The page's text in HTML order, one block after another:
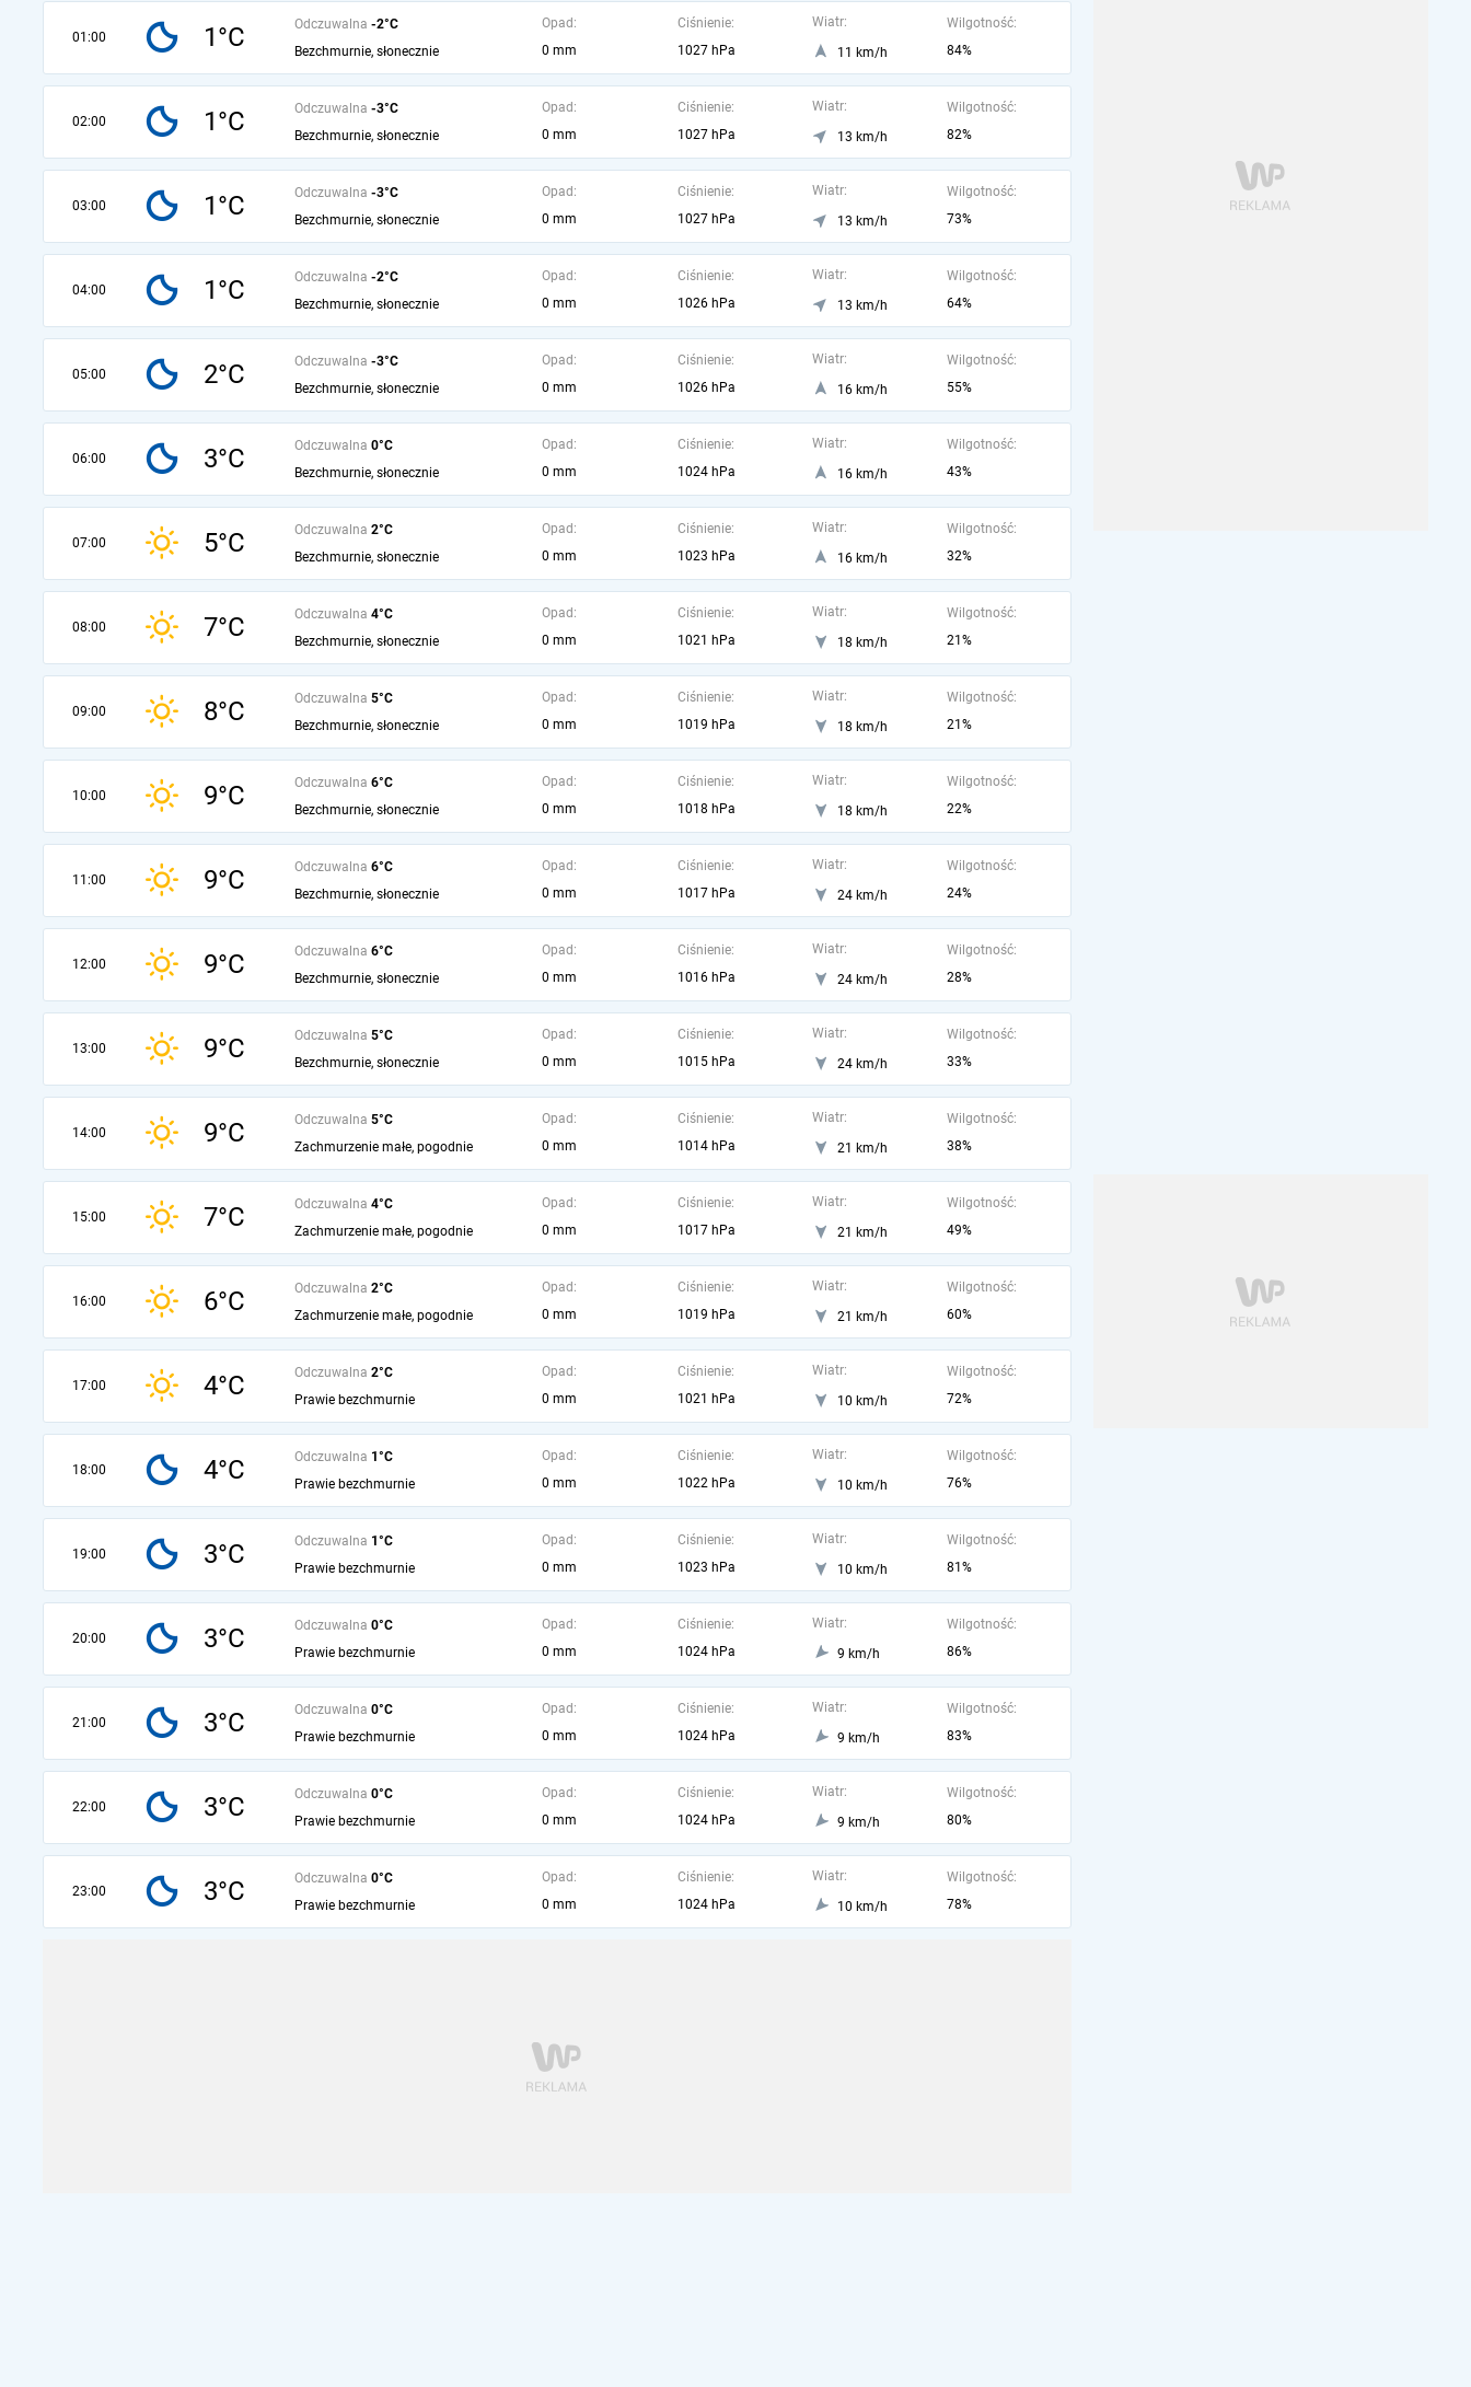
01:00 1°C Odczuwalna -2°C
Bezchmurnie, słonecznie
Opad:
0 mm
Ciśnienie:
1027 hPa
Wiatr:
11 km/h
Wilgotność:
84%
02:00 1°C Odczuwalna -3°C
Bezchmurnie, słonecznie
Opad:
0 mm
Ciśnienie:
1027 hPa
Wiatr:
13 km/h
Wilgotność:
82%
03:00 1°C Odczuwalna -3°C
Bezchmurnie, słonecznie
Opad:
0 mm
Ciśnienie:
1027 hPa
Wiatr:
13 km/h
Wilgotność:
73%
04:00 1°C Odczuwalna -2°C
Bezchmurnie, słonecznie
Opad:
0 mm
Ciśnienie:
1026 hPa
Wiatr:
13 km/h
Wilgotność:
64%
05:00 2°C Odczuwalna -3°C
Bezchmurnie, słonecznie
Opad:
0 mm
Ciśnienie:
1026 hPa
Wiatr:
16 km/h
Wilgotność:
55%
06:00 3°C Odczuwalna 0°C
Bezchmurnie, słonecznie
Opad:
0 mm
Ciśnienie:
1024 hPa
Wiatr:
16 km/h
Wilgotność:
43%
07:00 5°C Odczuwalna 2°C
Bezchmurnie, słonecznie
Opad:
0 mm
Ciśnienie:
1023 hPa
Wiatr:
16 km/h
Wilgotność:
32%
08:00 7°C Odczuwalna 4°C
Bezchmurnie, słonecznie
Opad:
0 mm
Ciśnienie:
1021 hPa
Wiatr:
18 km/h
Wilgotność:
21%
09:00 8°C Odczuwalna 5°C
Bezchmurnie, słonecznie
Opad:
0 mm
Ciśnienie:
1019 hPa
Wiatr:
18 km/h
Wilgotność:
21%
10:00 9°C Odczuwalna 6°C
Bezchmurnie, słonecznie
Opad:
0 mm
Ciśnienie:
1018 hPa
Wiatr:
18 km/h
Wilgotność:
22%
11:00 9°C Odczuwalna 6°C
Bezchmurnie, słonecznie
Opad:
0 mm
Ciśnienie:
1017 hPa
Wiatr:
24 km/h
Wilgotność:
24%
12:00 9°C Odczuwalna 6°C
Bezchmurnie, słonecznie
Opad:
0 mm
Ciśnienie:
1016 hPa
Wiatr:
24 km/h
Wilgotność:
28%
13:00 9°C Odczuwalna 5°C
Bezchmurnie, słonecznie
Opad:
0 mm
Ciśnienie:
1015 hPa
Wiatr:
24 km/h
Wilgotność:
33%
14:00 9°C Odczuwalna 5°C
Zachmurzenie małe, pogodnie
Opad:
0 mm
Ciśnienie:
1014 hPa
Wiatr:
21 km/h
Wilgotność:
38%
15:00 7°C Odczuwalna 4°C
Zachmurzenie małe, pogodnie
Opad:
0 mm
Ciśnienie:
1017 hPa
Wiatr:
21 km/h
Wilgotność:
49%
16:00 6°C Odczuwalna 2°C
Zachmurzenie małe, pogodnie
Opad:
0 mm
Ciśnienie:
1019 hPa
Wiatr:
21 km/h
Wilgotność:
60%
17:00 4°C Odczuwalna 2°C
Prawie bezchmurnie
Opad:
0 mm
Ciśnienie:
1021 hPa
Wiatr:
10 km/h
Wilgotność:
72%
18:00 4°C Odczuwalna 1°C
Prawie bezchmurnie
Opad:
0 mm
Ciśnienie:
1022 hPa
Wiatr:
10 km/h
Wilgotność:
76%
19:00 3°C Odczuwalna 1°C
Prawie bezchmurnie
Opad:
0 mm
Ciśnienie:
1023 hPa
Wiatr:
10 km/h
Wilgotność:
81%
20:00 3°C Odczuwalna 0°C
Prawie bezchmurnie
Opad:
0 mm
Ciśnienie:
1024 hPa
Wiatr:
9 km/h
Wilgotność:
86%
21:00 3°C Odczuwalna 0°C
Prawie bezchmurnie
Opad:
0 mm
Ciśnienie:
1024 hPa
Wiatr:
9 km/h
Wilgotność:
83%
22:00 3°C Odczuwalna 0°C
Prawie bezchmurnie
Opad:
0 mm
Ciśnienie:
1024 hPa
Wiatr:
9 km/h
Wilgotność:
80%
23:00 3°C Odczuwalna 0°C
Prawie bezchmurnie
Opad:
0 mm
Ciśnienie:
1024 hPa
Wiatr:
10 km/h
Wilgotność:
78%